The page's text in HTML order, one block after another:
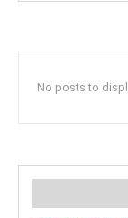
No posts to